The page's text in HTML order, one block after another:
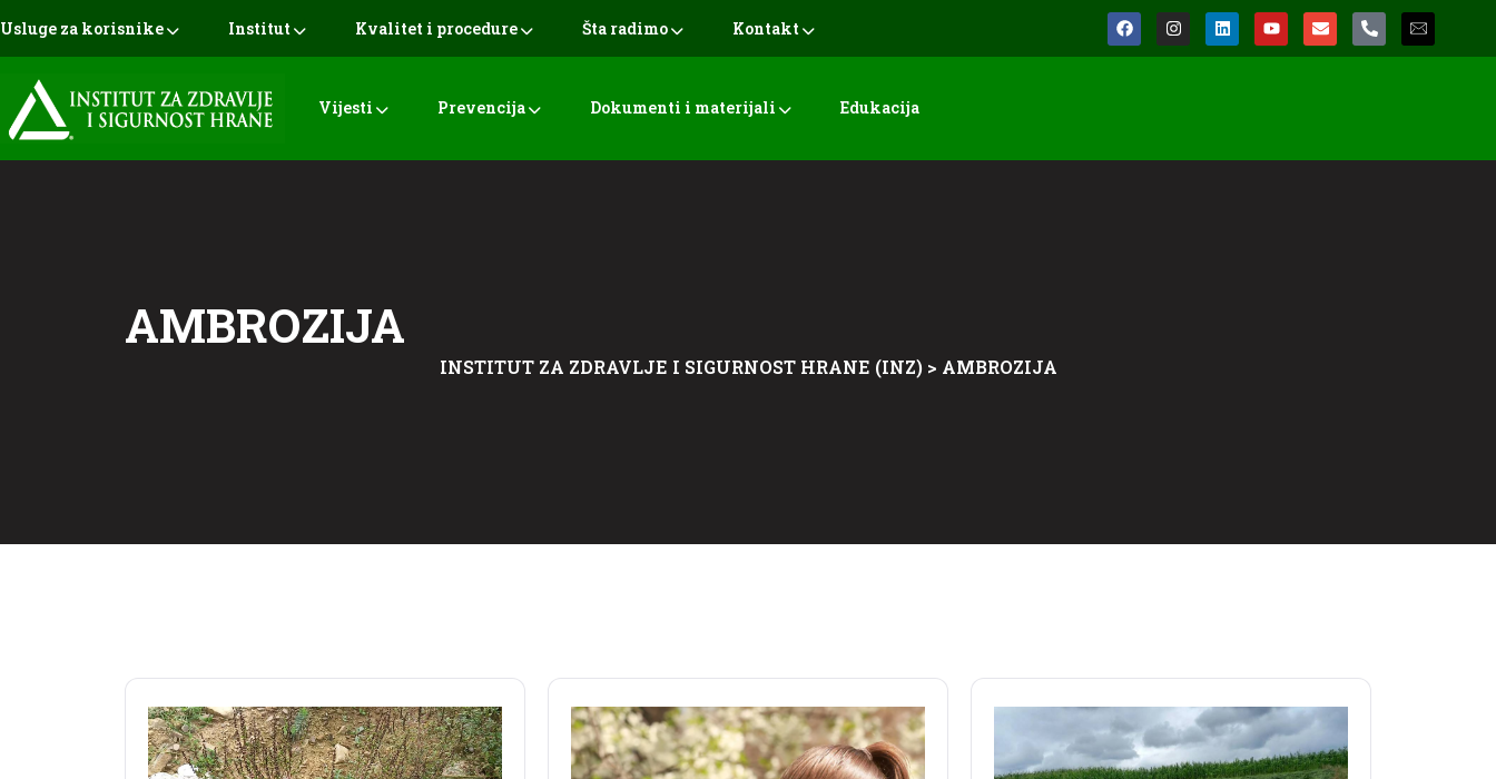
Usluge za korisnike Institut Kvalitet i procedure Šta radimo Kontakt
Vijesti Prevencija Dokumenti i materijali Edukacija
AMBROZIJA
INSTITUT ZA ZDRAVLJE I SIGURNOST HRANE (INZ) > AMBROZIJA